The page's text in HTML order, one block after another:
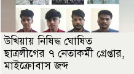
উখিয়ায় নিষিদ্ধ ঘোষিত
ছাত্রলীগের ৭ নেতাকর্মী গ্রেপ্তার,
মাইক্রোবাস জব্দ